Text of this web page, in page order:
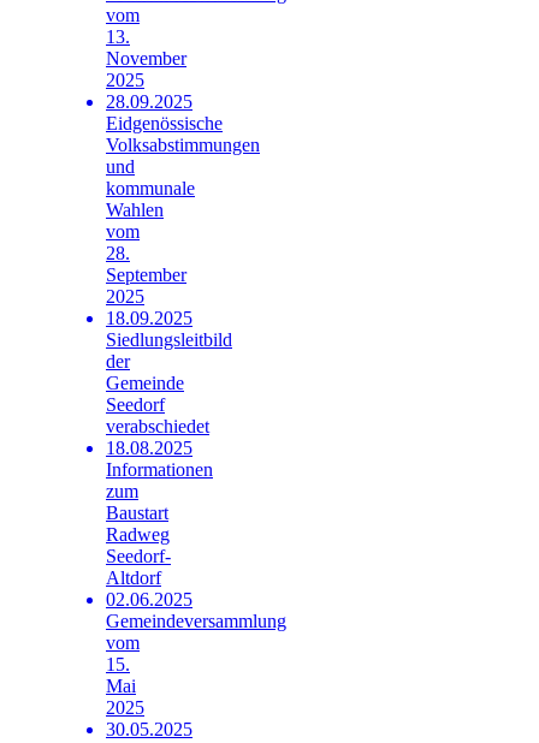
vom
13.
November
2025
28.09.2025
Eidgenössische
Volksabstimmungen
und
kommunale
Wahlen
vom
28.
September
2025
18.09.2025
Siedlungsleitbild
der
Gemeinde
Seedorf
verabschiedet
18.08.2025
Informationen
zum
Baustart
Radweg
Seedorf-
Altdorf
02.06.2025
Gemeindeversammlung
vom
15.
Mai
2025
30.05.2025